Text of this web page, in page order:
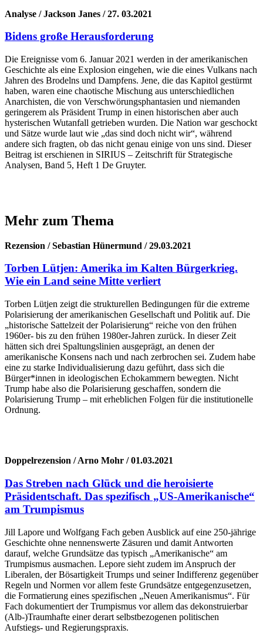
Analyse / Jackson Janes / 27. 03.2021
Bidens große Herausforderung
Die Ereignisse vom 6. Januar 2021 werden in der amerikanischen
Geschichte als eine Explosion eingehen, wie die eines Vulkans nach
Jahren des Brodelns und Dampfens. Jene, die das Kapitol gestürmt
haben, waren eine chaotische Mischung aus unterschiedlichen
Anarchisten, die von Verschwörungsphantasien und niemanden
geringerem als Präsident Trump in einen historischen aber auch
hysterischen Wutanfall getrieben wurden. Die Nation war geschockt
und Sätze wurde laut wie „das sind doch nicht wir“, während
andere sich fragten, ob das nicht genau einige von uns sind. Dieser
Beitrag ist erschienen in SIRIUS – Zeitschrift für Strategische
Analysen, Band 5, Heft 1 De Gruyter.
Mehr zum Thema
Rezension / Sebastian Hünermund / 29.03.2021
Torben Lütjen: Amerika im Kalten Bürgerkrieg.
Wie ein Land seine Mitte verliert
Torben Lütjen zeigt die strukturellen Bedingungen für die extreme
Polarisierung der amerikanischen Gesellschaft und Politik auf. Die
„historische Sattelzeit der Polarisierung“ reiche von den frühen
1960er- bis zu den frühen 1980er-Jahren zurück. In dieser Zeit
hätten sich drei Spaltungslinien ausgeprägt, an denen der
amerikanische Konsens nach und nach zerbrochen sei. Zudem habe
eine zu starke Individualisierung dazu geführt, dass sich die
Bürger*innen in ideologischen Echokammern bewegten. Nicht
Trump habe also die Polarisierung geschaffen, sondern die
Polarisierung Trump – mit erheblichen Folgen für die institutionelle
Ordnung.
Doppelrezension / Arno Mohr / 01.03.2021
Das Streben nach Glück und die heroisierte
Präsidentschaft. Das spezifisch „US-Amerikanische“
am Trumpismus
Jill Lapore und Wolfgang Fach geben Ausblick auf eine 250-jährige
Geschichte ohne nennenswerte Zäsuren und damit Antworten
darauf, welche Grundsätze das typisch „Amerikanische“ am
Trumpismus ausmachen. Lepore sieht zudem im Anspruch der
Liberalen, der Bösartigkeit Trumps und seiner Indifferenz gegenüber
Regeln und Normen vor allem feste Grundsätze entgegenzusetzen,
die Formatierung eines spezifischen „Neuen Amerikanismus“. Für
Fach dokumentiert der Trumpismus vor allem das dekonstruierbar
(Alb-)Traumhafte einer derart selbstbezogenen politischen
Aufstiegs- und Regierungspraxis.